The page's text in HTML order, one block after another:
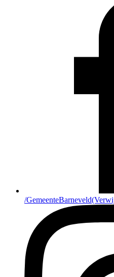
/GemeenteBarneveld